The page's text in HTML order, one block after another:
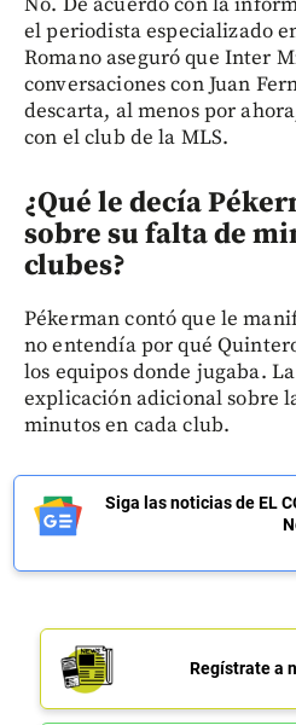
el periodista especializado
Romano aseguró que Inter
conversaciones con Juan
descarta, al menos por
con el club de la MLS.
¿Qué le decía
sobre su falta de
clubes?
Pékerman contó que le
no entendía por qué
los equipos donde jugaba.
explicación adicional sobre
minutos en cada club.
Siga las noticias de EL
Regístrate a